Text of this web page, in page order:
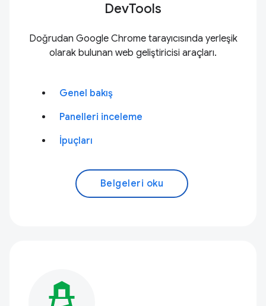
DevTools
Doğrudan Google Chrome tarayıcısında yerleşik
olarak bulunan web geliştiricisi araçları.
Genel bakış
Panelleri inceleme
İpuçları
Belgeleri oku